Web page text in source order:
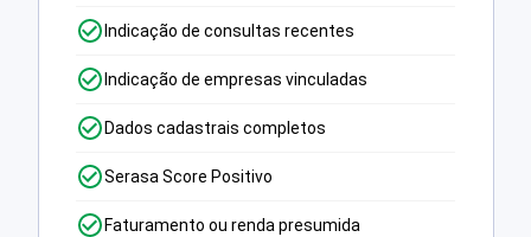
Indicação de consultas recentes
Indicação de empresas vinculadas
Dados cadastrais completos
Serasa Score Positivo
Faturamento ou renda presumida